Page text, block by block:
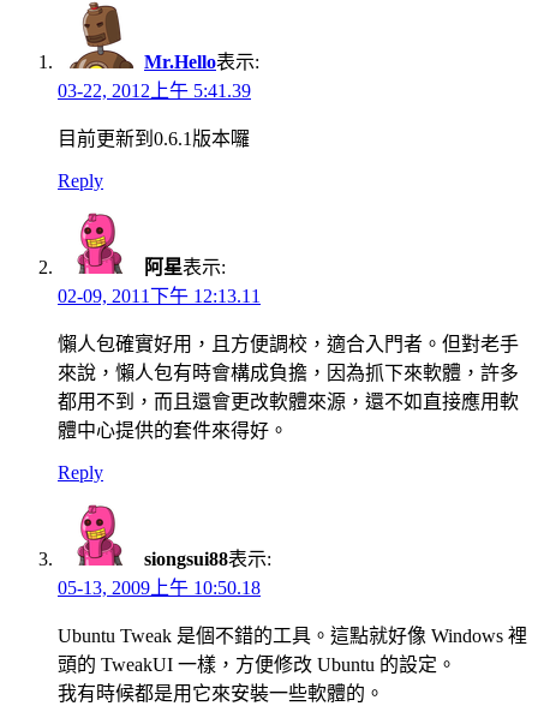
Mr.Hello表示:
03-22, 2012上午 5:41.39
目前更新到0.6.1版本囉
Reply
阿星表示:
02-09, 2011下午 12:13.11
懶人包確實好用，且方便調校，適合入門者。但對老手
來說，懶人包有時會構成負擔，因為抓下來軟體，許多
都用不到，而且還會更改軟體來源，還不如直接應用軟
體中心提供的套件來得好。
Reply
siongsui88表示:
05-13, 2009上午 10:50.18
Ubuntu Tweak 是個不錯的工具。這點就好像 Windows 裡
頭的 TweakUI 一樣，方便修改 Ubuntu 的設定。
我有時候都是用它來安裝一些軟體的。